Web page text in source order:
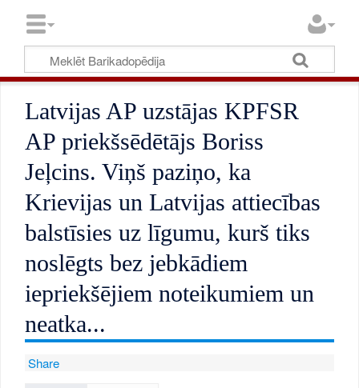
Latvijas AP uzstājas KPFSR
AP priekšsēdētājs Boriss
Jeļcins. Viņš paziņo, ka
Krievijas un Latvijas attiecības
balstīsies uz līgumu, kurš tiks
noslēgts bez jebkādiem
iepriekšējiem noteikumiem un
neatka...
Share